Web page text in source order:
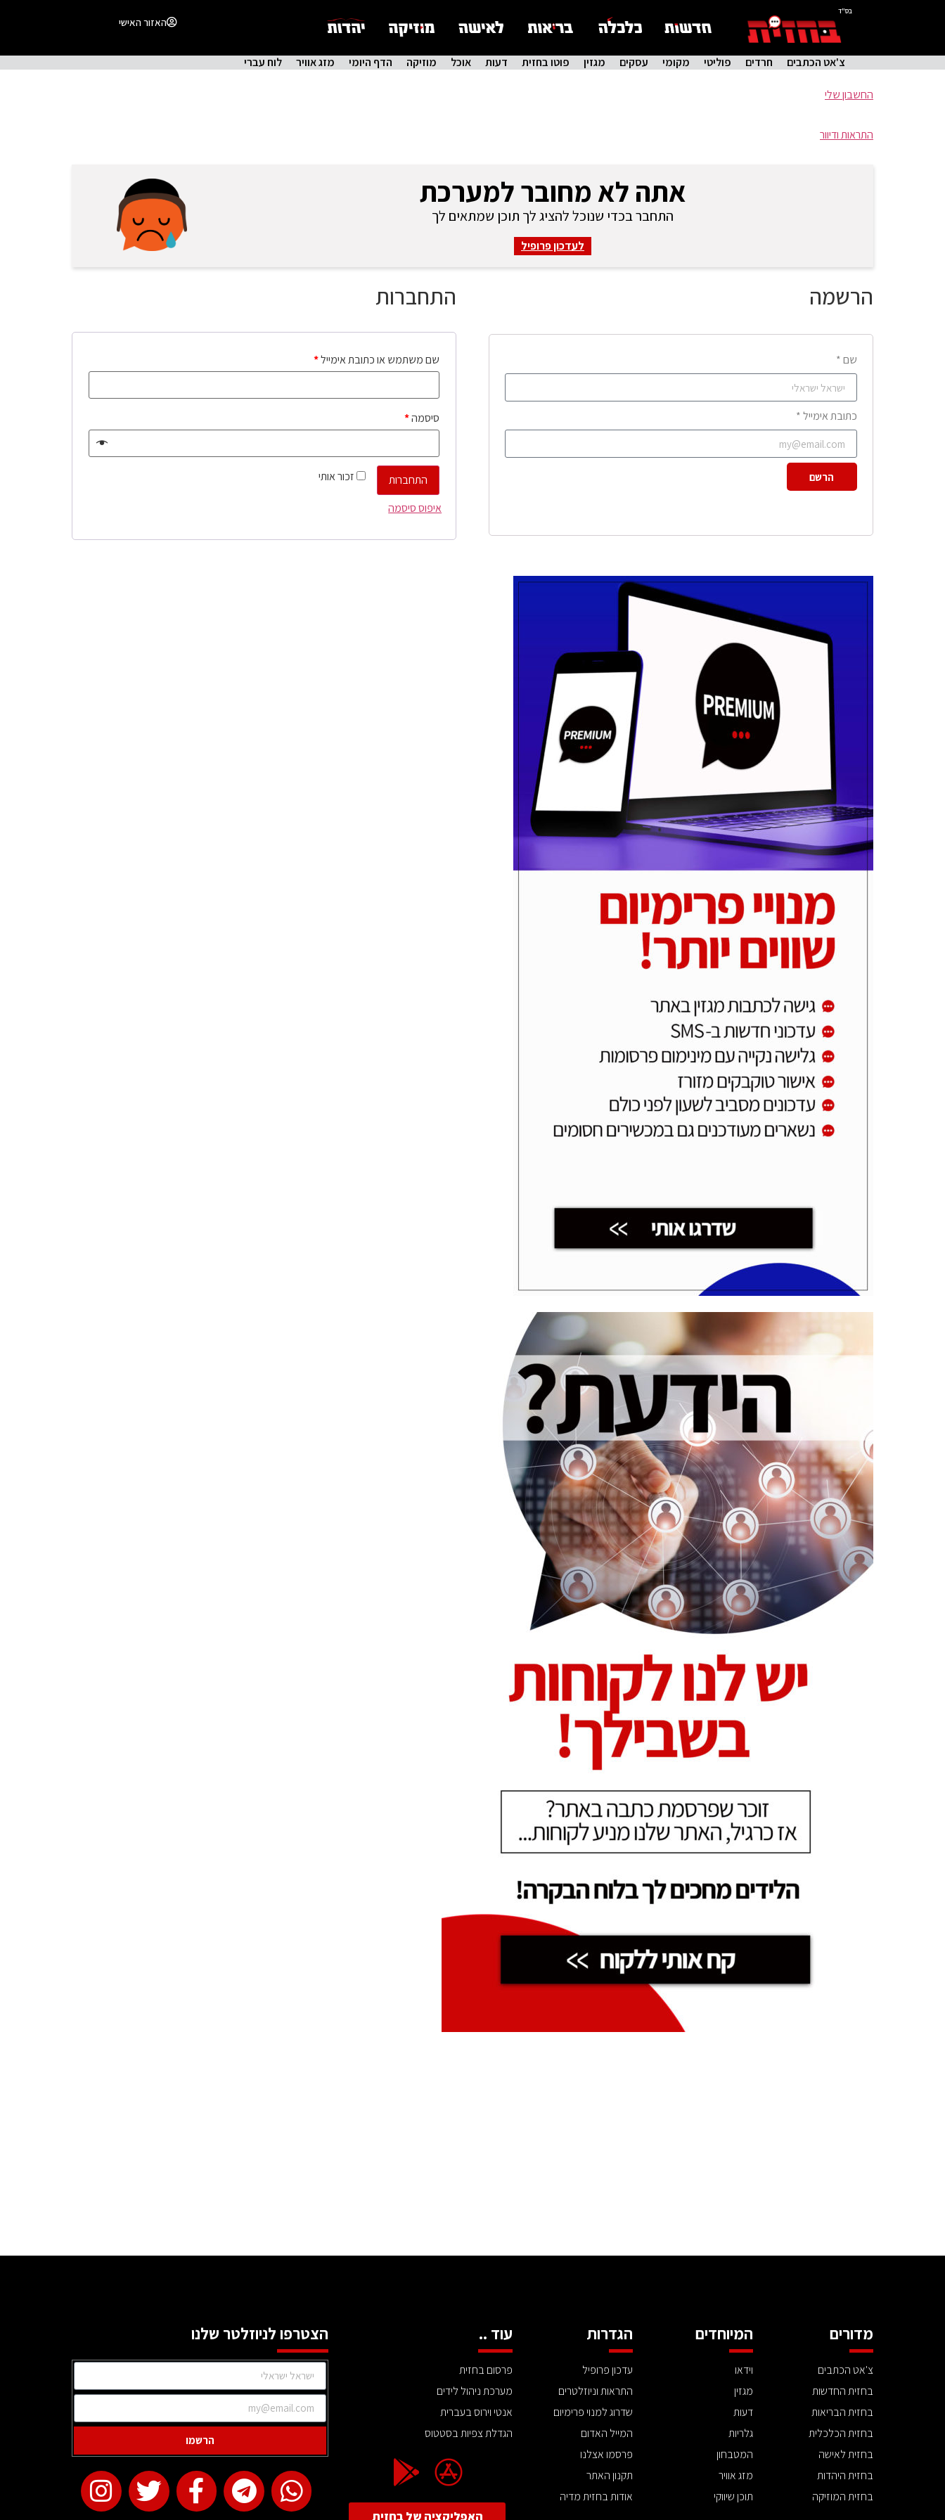
בס"ד
האזור האישי
צ'אט הכתבים חרדים פוליטי מקומי עסקים מגזין פוטו בחזית דעות אוכל מוזיקה הדף היומי מזג אוויר לוח עברי
החשבון שלי
התראות ודיוור
אתה לא מחובר למערכת
התחבר בכדי שנוכל להציג לך תוכן שמתאים לך
לעדכון פרופיל
התחברות
שם משתמש או כתובת אימייל*
סיסמה*
זכור אותי
התחברות
איפוס סיסמה
הרשמה
שם *
כתובת אימייל *
הרשם
מדורים
צ'אט הכתבים
בחזית החדשות
בחזית הבריאות
בחזית הכלכלית
בחזית לאישה
בחזית היהדות
בחזית המוזיקה
המיוחדים
וידאו
מגזין
דעות
גלריות
המטבחון
מזג אוויר
תוכן שיווקי
הגדרות
עדכון פרופיל
התראות וניוזלטרים
שדרוג למנוי פרימיום
המייל האדום
פרסמו אצלנו
תקנון האתר
אודות בחזית מדיה
עוד ..
פרסום בחזית
מערכת ניהול לידים
אנטי וירוס בעברית
הגדלת צפיות בסטטוס
האפליקציה של בחזית
הצטרפו לניוזלטר שלנו
הרשמו